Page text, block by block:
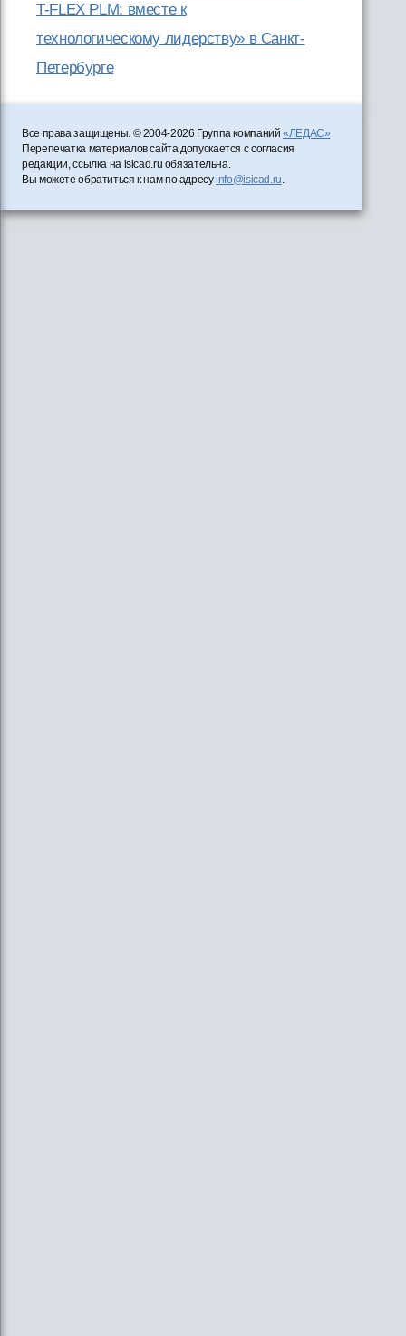
T-FLEX PLM: вместе к
технологическому лидерству» в Санкт-
Петербурге
Все права защищены. © 2004-2026 Группа компаний«ЛЕДАС»
Перепечатка материалов сайта допускается с согласия
редакции, ссылка на isicad.ru обязательна.
Вы можете обратиться к нам по адресуinfo@isicad.ru.